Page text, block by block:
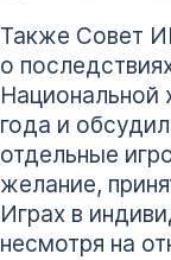
Также Совет
о
Национальной
года и
отдельные
желание,
Играх в
несмотря на